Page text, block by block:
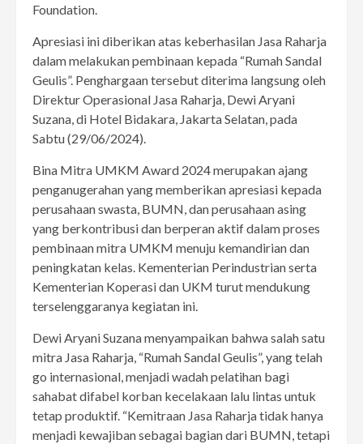
Foundation.
Apresiasi ini diberikan atas keberhasilan Jasa Raharja
dalam melakukan pembinaan kepada “Rumah Sandal
Geulis”. Penghargaan tersebut diterima langsung oleh
Direktur Operasional Jasa Raharja, Dewi Aryani
Suzana, di Hotel Bidakara, Jakarta Selatan, pada
Sabtu (29/06/2024).
Bina Mitra UMKM Award 2024 merupakan ajang
penganugerahan yang memberikan apresiasi kepada
perusahaan swasta, BUMN, dan perusahaan asing
yang berkontribusi dan berperan aktif dalam proses
pembinaan mitra UMKM menuju kemandirian dan
peningkatan kelas. Kementerian Perindustrian serta
Kementerian Koperasi dan UKM turut mendukung
terselenggaranya kegiatan ini.
Dewi Aryani Suzana menyampaikan bahwa salah satu
mitra Jasa Raharja, “Rumah Sandal Geulis”, yang telah
go internasional, menjadi wadah pelatihan bagi
sahabat difabel korban kecelakaan lalu lintas untuk
tetap produktif. “Kemitraan Jasa Raharja tidak hanya
menjadi kewajiban sebagai bagian dari BUMN, tetapi